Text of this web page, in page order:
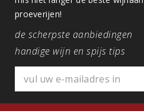
proeverijen!
de scherpste aanbiedingen
handige wijn en spijs tips